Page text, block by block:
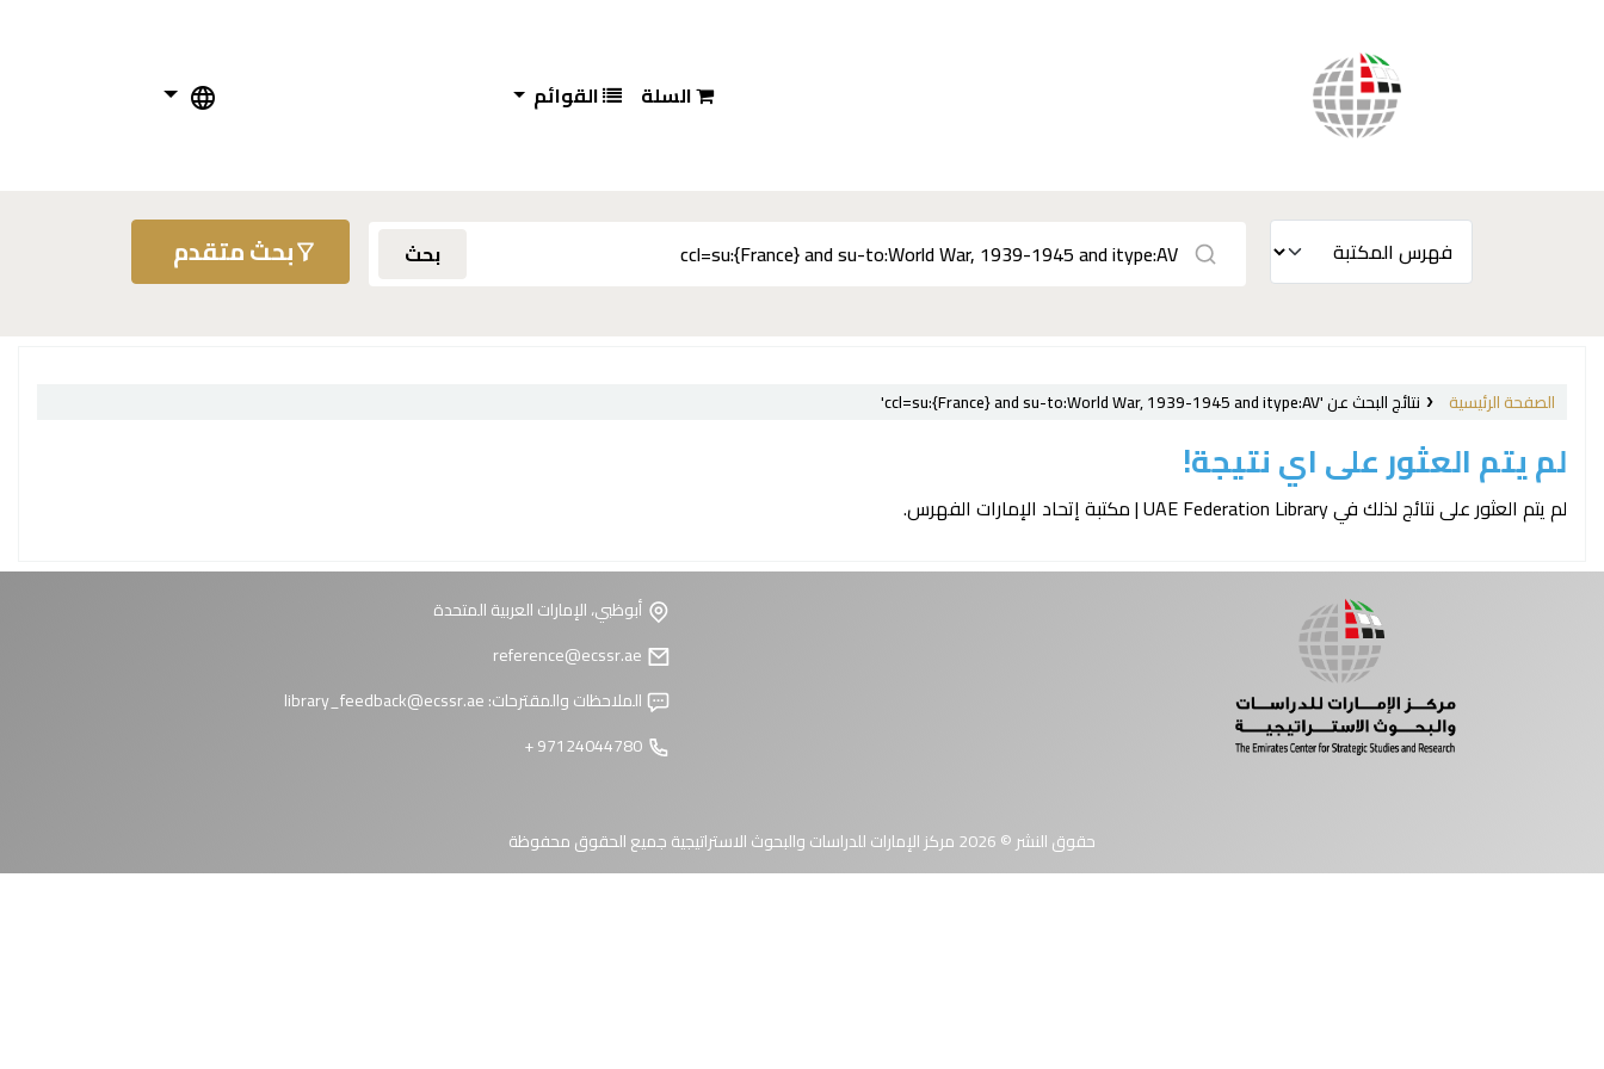
السلة القوائم
بحث بحث متقدم
الصفحة الرئيسية نتائج البحث عن 'ccl=su:{France} and su-to:World War, 1939-1945 and itype:AV'
لم يتم العثور على اي نتيجة!
لم يتم العثور على نتائج لذلك في UAE Federation Library | مكتبة إتحاد الإمارات الفهرس.
أبوظبي، الإمارات العربية المتحدة
الملاحظات والمقترحات:library_feedback@ecssr.ae
حقوق النشر © 2026 مركز الإمارات للدراسات والبحوث الاستراتيجية جميع الحقوق محفوظة